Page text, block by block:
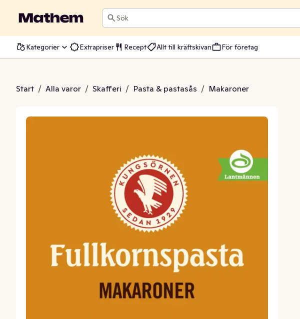
Sök
Kategorier Extrapriser Recept Allt till kräftskivan För företag
Start / Alla varor / Skafferi / Pasta & pastasås / Makaroner
Makaroner